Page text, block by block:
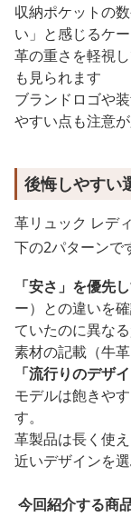
収納ポケットの
い」と感じるケ
革の重さを軽視
も見られます
ブランドロゴや
やすい点も注意
後悔しやすい
革リュック レデ
下の2パターンで
「安さ」を優先
ー）との違いを
ていたのに異な
素材の記載（牛
「流行りのデザ
モデルは飽きや
す。
革製品は長く使
近いデザインを
今回紹介する商